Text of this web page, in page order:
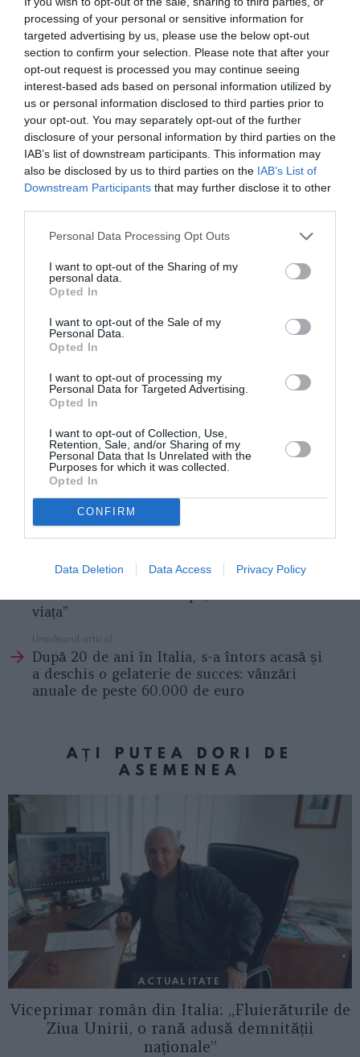
processing of your personal or sensitive information for
targeted advertising by us, please use the below opt-out
section to confirm your selection. Please note that after your
opt-out request is processed you may continue seeing
interest-based ads based on personal information utilized by
us or personal information disclosed to third parties prior to
your opt-out. You may separately opt-out of the further
disclosure of your personal information by third parties on the
IAB’s list of downstream participants. This information may
also be disclosed by us to third parties on the IAB’s List of
Downstream Participants that may further disclose it to other
Personal Data Processing Opt Outs
I want to opt-out of the Sharing of my
personal data.
Opted In
I want to opt-out of the Sale of my
Personal Data.
Opted In
I want to opt-out of processing my
Personal Data for Targeted Advertising.
Opted In
I want to opt-out of Collection, Use,
Retention, Sale, and/or Sharing of my
Personal Data that Is Unrelated with the
Purposes for which it was collected.
Opted In
CONFIRM
Data Deletion Data Access Privacy Policy
ROMANI IN DIASPORA
STIRI ITALIA
Articolul anterior
Lecco, român de 19 ani, a murit înecat în
râul Adda, sub privirile îngrozite ale
viața”
Următorul articol
După 20 de ani în Italia, s-a întors acasă și
a deschis o gelaterie de succes: vânzări
anuale de peste 60.000 de euro
AȚI PUTEA DORI DE
ASEMENEA
ACTUALITATE
Viceprimar român din Italia: „Fluierăturile de
Ziua Unirii, o rană adusă demnității
naționale”